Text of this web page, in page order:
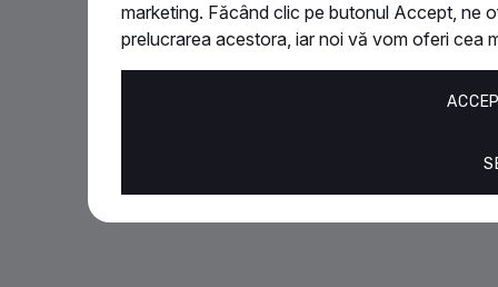
marketing. Făcând clic pe butonul Accept, ne
prelucrarea acestora, iar noi vă vom oferi cea